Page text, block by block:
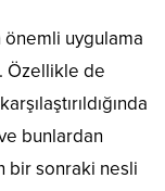
uygulama
Özellikle de
bunlardan
bir sonraki nesli